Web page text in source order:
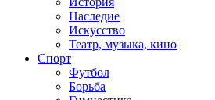
Наследие
Искусство
Театр, музыка, кино
Спорт
Футбол
Борьба